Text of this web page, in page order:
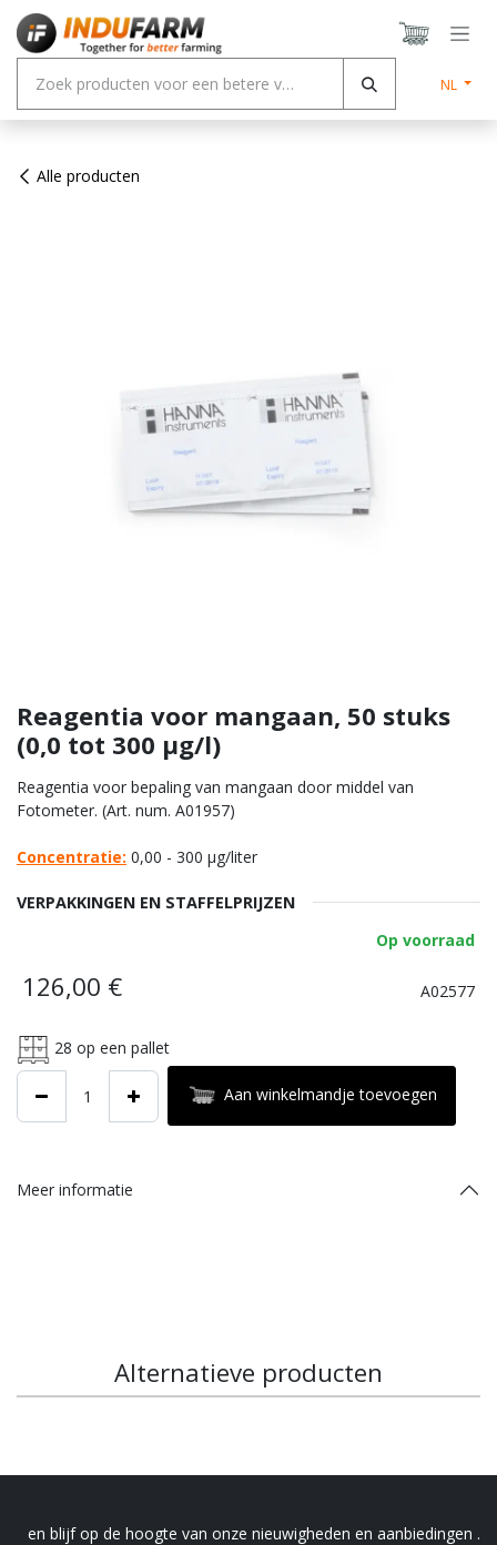
Overslaan naar inhoud
NL
Alle producten
Reagentia voor mangaan, 50 stuks
(0,0 tot 300 µg/l)
Reagentia voor bepaling van mangaan door middel van
Fotometer. (Art. num. A01957)
Concentratie: 0,00 - 300 µg/liter
VERPAKKINGEN EN STAFFELPRIJZEN
Op voorraad
126,00 € A02577
28 op een pallet
Aan winkelmandje toevoegen
Meer informatie
Alternatieve producten
en blijf op de hoogte van onze nieuwigheden en aanbiedingen .